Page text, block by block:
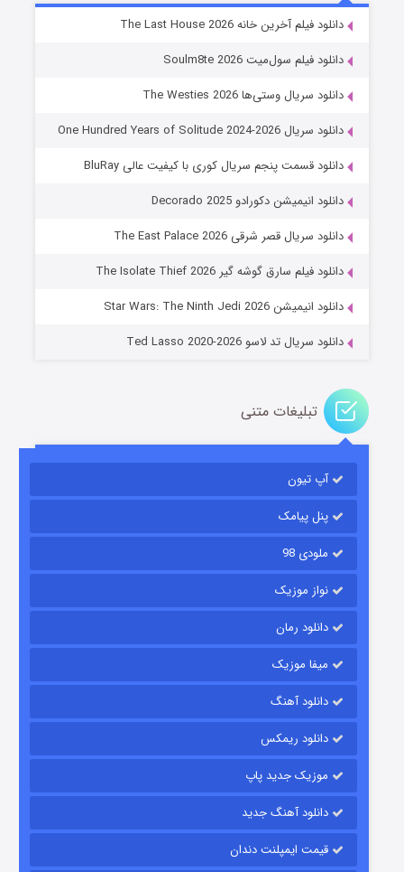
خاندان اژدها فصل ۳
جادوگری در مغولستان
قسمت۱۴ (زیرنویس) منتشر شد
قسمت
دانلود فیلم آخرین خانه The Last House 2026
دانلود فیلم سول‌میت Soulm8te 2026
دانلود سریال وستی‌ها The Westies 2026
دانلود سریال One Hundred Years of Solitude 2024-2026
دانلود قسمت پنجم سریال کوری با کیفیت عالی BluRay
دانلود انیمیشن دکورادو Decorado 2025
دانلود سریال قصر شرقی The East Palace 2026
دانلود فیلم سارق گوشه گیر The Isolate Thief 2026
دانلود انیمیشن Star Wars: The Ninth Jedi 2026
دانلود سریال تد لاسو Ted Lasso 2020-2026
تبلیغات متنی
آپ تیون
پنل پیامک
ملودی 98
نواز موزیک
دانلود رمان
میفا موزیک
دانلود آهنگ
دانلود ریمکس
موزیک جدید پاپ
دانلود آهنگ جدید
قیمت ایمپلنت دندان